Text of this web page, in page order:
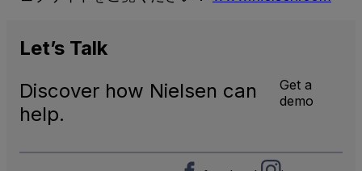
Let’s Talk
Discover how Nielsen can
help.
Get a
demo